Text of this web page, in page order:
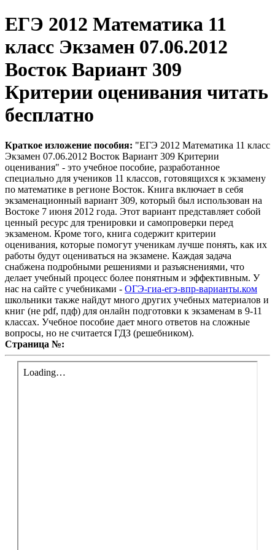
ЕГЭ 2012 Математика 11
класс Экзамен 07.06.2012
Восток Вариант 309
Критерии оценивания читать
бесплатно
Краткое изложение пособия: "ЕГЭ 2012 Математика 11 класс
Экзамен 07.06.2012 Восток Вариант 309 Критерии
оценивания" - это учебное пособие, разработанное
специально для учеников 11 классов, готовящихся к экзамену
по математике в регионе Восток. Книга включает в себя
экзаменационный вариант 309, который был использован на
Востоке 7 июня 2012 года. Этот вариант представляет собой
ценный ресурс для тренировки и самопроверки перед
экзаменом. Кроме того, книга содержит критерии
оценивания, которые помогут ученикам лучше понять, как их
работы будут оцениваться на экзамене. Каждая задача
снабжена подробными решениями и разъяснениями, что
делает учебный процесс более понятным и эффективным. У
нас на сайте с учебниками - ОГЭ-гиа-егэ-впр-варианты.ком
школьники также найдут много других учебных материалов и
книг (не pdf, пдф) для онлайн подготовки к экзаменам в 9-11
классах. Учебное пособие дает много ответов на сложные
вопросы, но не считается ГДЗ (решебником).
Страница №: